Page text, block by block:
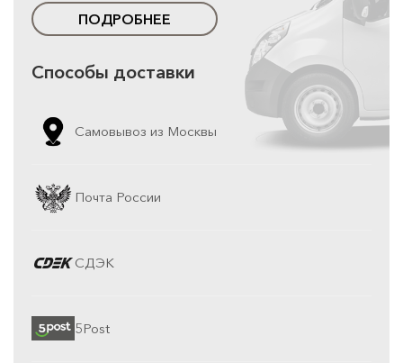
ПОДРОБНЕЕ
Способы доставки
Самовывоз из Москвы
Почта России
СДЭК
5Post